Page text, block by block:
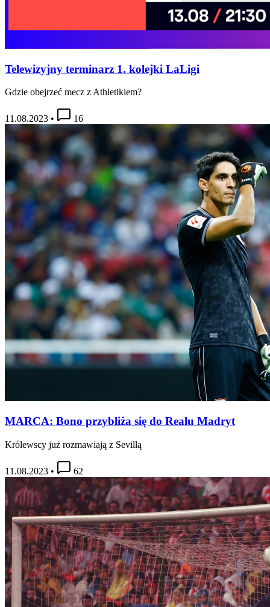
Telewizyjny terminarz 1. kolejki LaLigi
Gdzie obejrzeć mecz z Athletikiem?
11.08.2023 • 16
MARCA: Bono przybliża się do Realu Madryt
Królewscy już rozmawiają z Sevillą
11.08.2023 • 62